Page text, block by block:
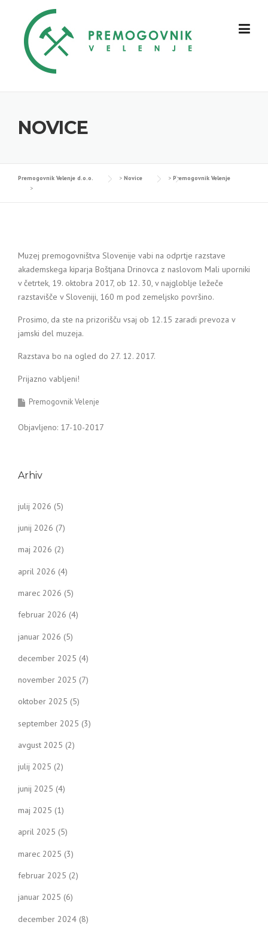
content
NOVICE
Premogovnik Velenje d.o.o. > Novice > Premogovnik Velenje
>
Muzej premogovništva Slovenije vabi na odprtje razstave
akademskega kiparja Boštjana Drinovca z naslovom Mali uporniki
v četrtek, 19. oktobra 2017, ob 12. 30, v najgloblje ležeče
razstavišče v Sloveniji, 160 m pod zemeljsko površino.
Prosimo, da ste na prizorišču vsaj ob 12.15 zaradi prevoza v
jamski del muzeja.
Razstava bo na ogled do 27. 12. 2017.
Prijazno vabljeni!
Premogovnik Velenje
Objavljeno: 17-10-2017
Arhiv
julij 2026 (5)
junij 2026 (7)
maj 2026 (2)
april 2026 (4)
marec 2026 (5)
februar 2026 (4)
januar 2026 (5)
december 2025 (4)
november 2025 (7)
oktober 2025 (5)
september 2025 (3)
avgust 2025 (2)
julij 2025 (2)
junij 2025 (4)
maj 2025 (1)
april 2025 (5)
marec 2025 (3)
februar 2025 (2)
januar 2025 (6)
december 2024 (8)